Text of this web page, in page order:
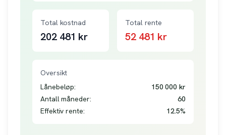
Total kostnad
202 481 kr
Total rente
52 481 kr
Oversikt
Lånebeløp:
150 000 kr
Antall måneder:
60
Effektiv rente:
12.5%